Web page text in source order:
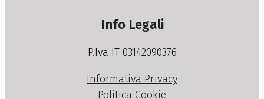
Info Legali
P.Iva IT 03142090376
Informativa Privacy
Politica Cookie